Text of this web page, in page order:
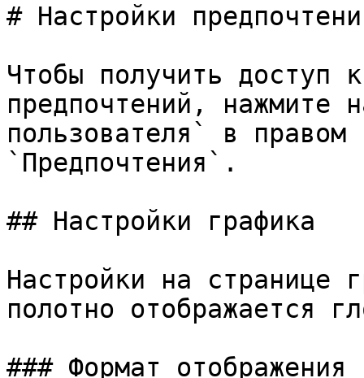
# Настройки
Чтобы получить доступ
предпочтений, нажмите
пользователя` в
`Предпочтения`.
## Настройки графика
Настройки на странице
полотно отображается
### Формат отображения